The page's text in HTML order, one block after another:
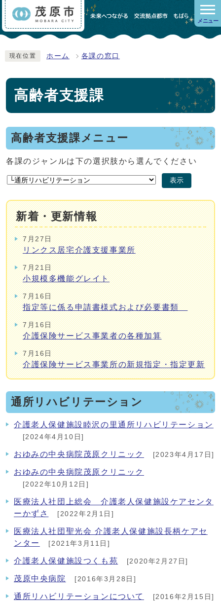
メニュー
現在位置 ホーム 各課の窓口
高齢者支援課
高齢者支援課メニュー
各課のジャンルは下の選択肢から選んでください
表示
新着・更新情報
7月27日
リンクス居宅介護支援事業所
7月21日
小規模多機能グレイト
7月16日
指定等に係る申請書様式および必要書類
7月16日
介護保険サービス事業者の各種加算
7月16日
介護保険サービス事業所の新規指定・指定更新
通所リハビリテーション
介護老人保健施設睦沢の里通所リハビリテーション
[2024年4月10日]
おゆみの中央病院茂原クリニック [2023年4月17日]
おゆみの中央病院茂原クリニック
[2022年10月12日]
医療法人社団上総会 介護老人保健施設ケアセンタ
ーかずさ
[2022年2月1日]
医療法人社団聖光会 介護老人保健施設長柄ケアセ
ンター
[2021年3月11日]
介護老人保健施設つくも苑 [2020年2月27日]
茂原中央病院 [2016年3月28日]
通所リハビリテーションについて [2016年2月15日]